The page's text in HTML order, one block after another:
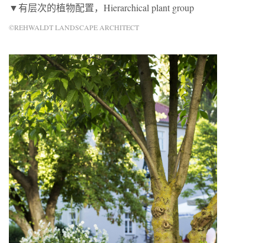
▼有层次的植物配置，Hierarchical plant group
©REHWALDT LANDSCAPE ARCHITECT